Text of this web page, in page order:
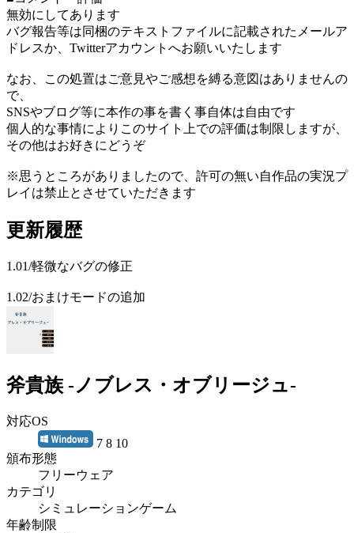
無効にしてあります
バグ報告等は同梱のテキストファイルに記載されたメールア
ドレスか、Twitterアカウントへお願いいたします
なお、この処置はご意見やご感想を縛る意図はありませんの
で、
SNSやブログ等に本作の事を書く事自体は自由です
個人的な事情によりこのサイト上での評価は制限しますが、
その他はお好きにどうぞ
※思うところがありましたので、許可の無い自作品の実況プ
レイは禁止とさせていただきます
更新履歴
1.01/軽微なバグの修正
1.02/おまけモードの追加
斧貴族 -ノブレス・オブリージュ-
対応OS
7 8 10
頒布形態
フリーウェア
カテゴリ
シミュレーションゲーム
年齢制限